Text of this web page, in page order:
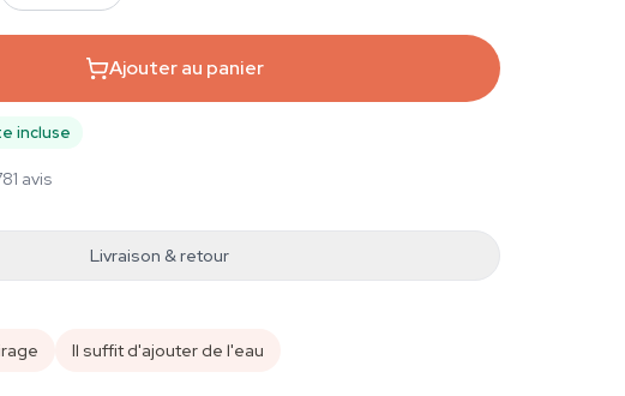
Ajouter au panier
incluse
avis
Livraison & retour
Il suffit d'ajouter de l'eau